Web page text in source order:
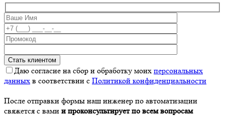
Даю согласие на сбор и обработку моих персональных
данных в соответствии с Политикой конфиденциальности
После отправки формы наш инженер по автоматизации
свяжется с вами и проконсультирует по всем вопросам